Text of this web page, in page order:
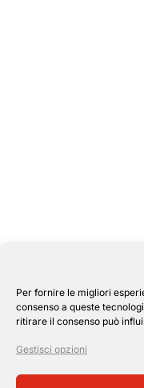
Per fornire le migliori
consenso a queste
ritirare il consenso può
Gestisci opzioni